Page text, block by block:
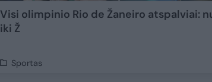
Visi olimpinio Rio de Žaneiro atspalviai:
iki Ž
Sportas